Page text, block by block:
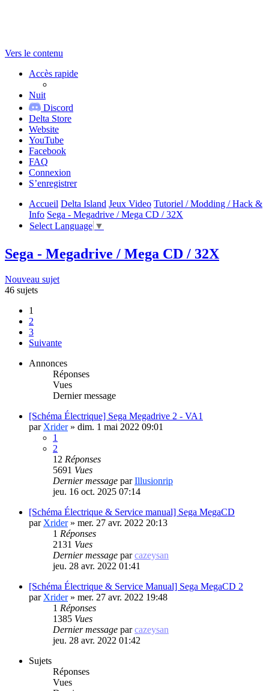
Vers le contenu
Accès rapide
Nuit
Discord
Delta Store
Website
YouTube
Facebook
FAQ
Connexion
S’enregistrer
Accueil Delta Island Jeux Video Tutoriel / Modding / Hack &
Info Sega - Megadrive / Mega CD / 32X
Select Language ▼
Sega - Megadrive / Mega CD / 32X
Nouveau sujet
46 sujets
1
2
3
Suivante
Annonces
Réponses
Vues
Dernier message
[Schéma Électrique] Sega Megadrive 2 - VA1
par Xrider» dim. 1 mai 2022 09:01
1
2
12 Réponses
5691 Vues
Dernier message parIllusionrip
jeu. 16 oct. 2025 07:14
[Schéma Électrique & Service manual] Sega MegaCD
par Xrider» mer. 27 avr. 2022 20:13
1 Réponses
2131 Vues
Dernier message parcazeysan
jeu. 28 avr. 2022 01:41
[Schéma Électrique & Service Manual] Sega MegaCD 2
par Xrider» mer. 27 avr. 2022 19:48
1 Réponses
1385 Vues
Dernier message parcazeysan
jeu. 28 avr. 2022 01:42
Sujets
Réponses
Vues